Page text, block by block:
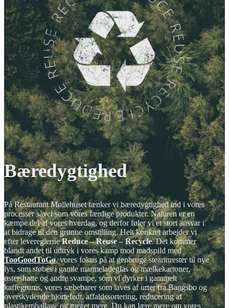
Bæredygtighed
På Restaurant Møllehuset tænker vi bæredygtighed ind i vores
processer såvel som vores færdige produkter. Naturen er en
kæmpe del af vores hverdag, og derfor føler vi et stort ansvar i
at bidrage til den grønne omstilling. Helt konkret arbejder vi
efter levereglerneReduce – Reuse – Recycle. Det kommer
blandt andet til udtryk i vores kamp mod madspild med
TooGoodToGo, vores fokus på at genbruge stearinrester til nye
lys, som støbes i gamle marmeladeglas og mælkekartoner,
østershatte og andre svampe, som vi dyrker i gammelt
kaffegrums, vores sæbebarer som laves af urter fra Bangsbo og
overskydende hjortefedt, affaldssortering, reducering af
plastikemballage og meget mere. Du kan lære mere om vores